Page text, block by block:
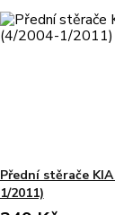
Přední stěrače
1/2011)